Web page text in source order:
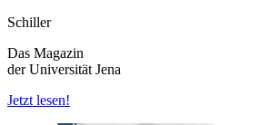
Schiller
Das Magazin
der Universität Jena
Jetzt lesen!